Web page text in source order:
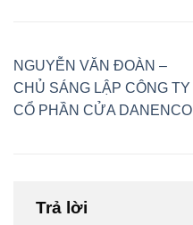
NGUYỄN VĂN ĐOÀN –
CHỦ SÁNG LẬP CÔNG TY
CỔ PHẦN CỬA DANENCO
Trả lời